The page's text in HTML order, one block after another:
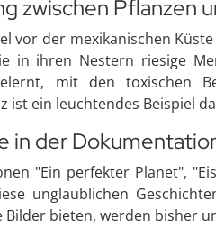
zwischen Pflanzen
vor der mexikanischen
in ihren Nestern riesige
mit den toxischen
ist ein leuchtendes Beispiel
in der
"Ein perfekter Planet",
unglaublichen
bieten, werden bisher